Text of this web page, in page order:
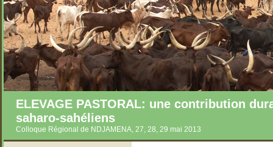
ELEVAGE PASTORAL: une contribution
saharo-sahéliens
Colloque Régional de NDJAMENA, 27, 28, 29 mai 2013